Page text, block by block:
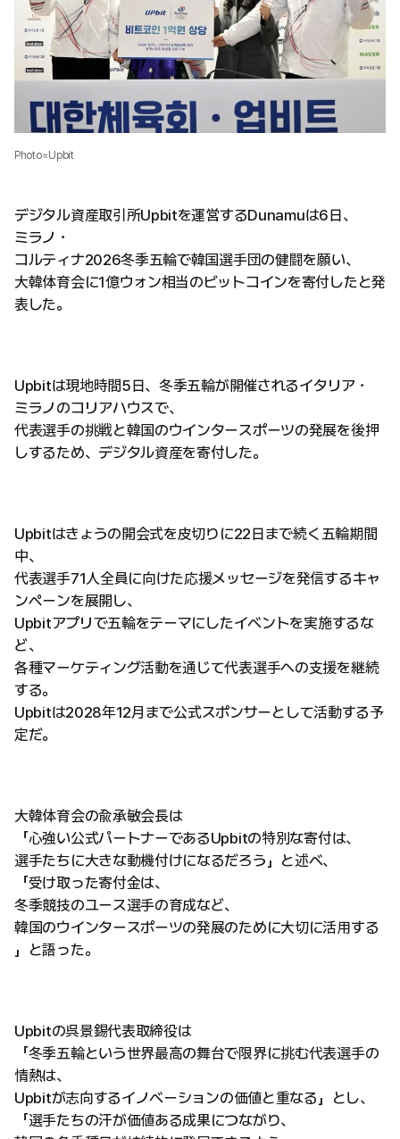
Photo=Upbit
デジタル資産取引所Upbitを運営するDunamuは6日、
ミラノ・
コルティナ2026冬季五輪で韓国選手団の健闘を願い、
大韓体育会に1億ウォン相当のビットコインを寄付したと発
表した。
Upbitは現地時間5日、冬季五輪が開催されるイタリア・
ミラノのコリアハウスで、
代表選手の挑戦と韓国のウインタースポーツの発展を後押
しするため、デジタル資産を寄付した。
Upbitはきょうの開会式を皮切りに22日まで続く五輪期間
中、
代表選手71人全員に向けた応援メッセージを発信するキャ
ンペーンを展開し、
Upbitアプリで五輪をテーマにしたイベントを実施するな
ど、
各種マーケティング活動を通じて代表選手への支援を継続
する。
Upbitは2028年12月まで公式スポンサーとして活動する予
定だ。
大韓体育会の兪承敏会長は
「心強い公式パートナーであるUpbitの特別な寄付は、
選手たちに大きな動機付けになるだろう」と述べ、
「受け取った寄付金は、
冬季競技のユース選手の育成など、
韓国のウインタースポーツの発展のために大切に活用する
」と語った。
Upbitの呉景錫代表取締役は
「冬季五輪という世界最高の舞台で限界に挑む代表選手の
情熱は、
Upbitが志向するイノベーションの価値と重なる」とし、
「選手たちの汗が価値ある成果につながり、